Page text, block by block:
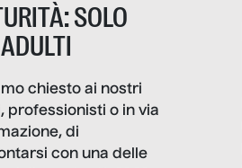
SOLO
chiesto ai nostri
professionisti o in via
di
con una delle